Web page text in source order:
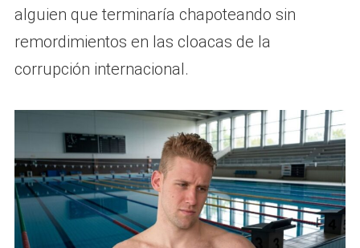
alguien que terminaría chapoteando sin
remordimientos en las cloacas de la
corrupción internacional.